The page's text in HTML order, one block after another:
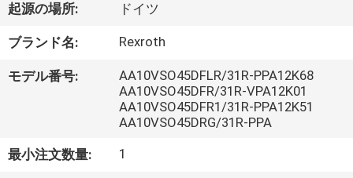
い
て
旅
起源の場所: ドイツ
ブランド名: Rexroth
モデル番号:
AA10VSO45DFLR/31R-PPA12K68
AA10VSO45DFR/31R-VPA12K01
AA10VSO45DFR1/31R-PPA12K51
AA10VSO45DRG/31R-PPA
最小注文数量: 1